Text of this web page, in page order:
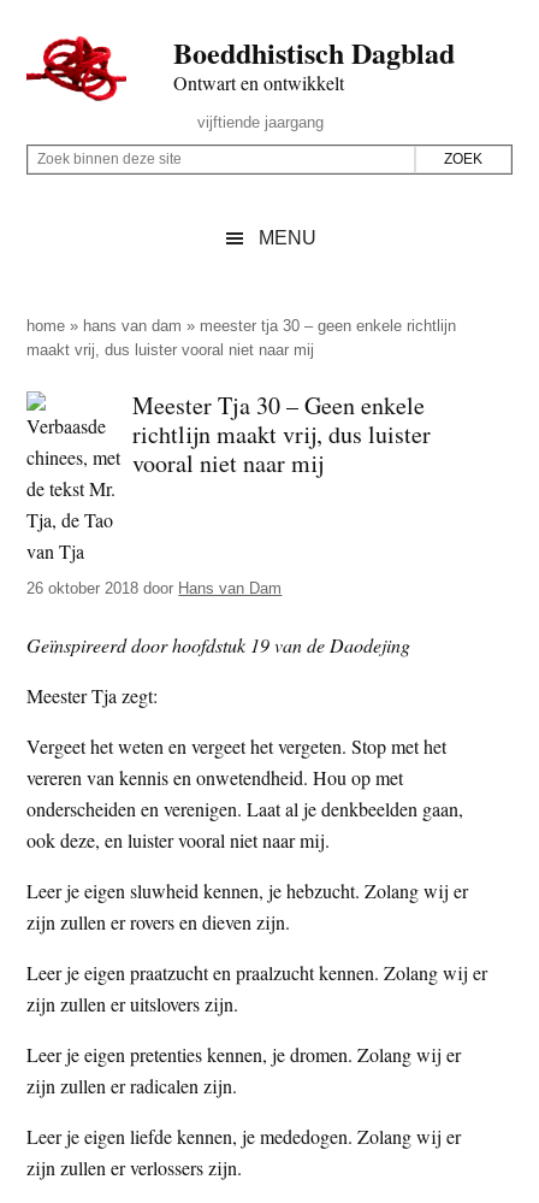
naar
de
inhoud
secondary
naar
de
sidebar
naar
de
Boeddhistisch Dagblad
Ontwart en ontwikkelt
Rechts
vijftiende jaargang
Z
p
d
e
z
e
s
i
t
e
Z
i
n
e
n
d
e
z
e
s
t
e
MENU
home » hans van dam » meester tja 30 – geen enkele richtlijn
maakt vrij, dus luister vooral niet naar mij
Meester Tja 30 – Geen enkele
richtlijn maakt vrij, dus luister
vooral niet naar mij
26 oktober 2018 door Hans van Dam
Geïnspireerd door hoofdstuk 19 van de Daodejing
Meester Tja zegt:
Vergeet het weten en vergeet het vergeten. Stop met het
vereren van kennis en onwetendheid. Hou op met
onderscheiden en verenigen. Laat al je denkbeelden gaan,
ook deze, en luister vooral niet naar mij.
Leer je eigen sluwheid kennen, je hebzucht. Zolang wij er
zijn zullen er rovers en dieven zijn.
Leer je eigen praatzucht en praalzucht kennen. Zolang wij er
zijn zullen er uitslovers zijn.
Leer je eigen pretenties kennen, je dromen. Zolang wij er
zijn zullen er radicalen zijn.
Leer je eigen liefde kennen, je mededogen. Zolang wij er
zijn zullen er verlossers zijn.